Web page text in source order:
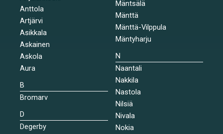
Anttola
Artjärvi
Asikkala
Askainen
Askola
Aura
B
Bromarv
D
Degerby
Mäntsälä
Mänttä
Mänttä-Vilppula
Mäntyharju
N
Naantali
Nakkila
Nastola
Nilsiä
Nivala
Nokia